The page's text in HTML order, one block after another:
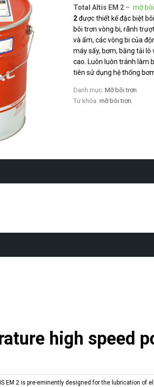
Total Altis EM 2 –mỡ
2được thiết kế đặc biệt
bôi trơn vòng bi, rãnh
và ẩm, các vòng bi của
máy sấy, bơm, băng tải lò
cao. Luôn luôn tránh làm
tiên sử dụng hệ thống
Danh mục:Mỡ bôi trơn
Từ khóa:mỡ bôi trơn
high speed
EM 2 is pre-eminently designed for the lubrication of